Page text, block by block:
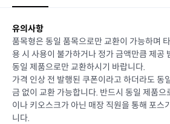
유의사항
품목형은 동일 품목으로만 교환이 가능하며
용 시 사용이 불가하거나 정가 금액만큼 제공
동일 제품으로만 교환하시기 바랍니다.
가격 인상 전 발행된 쿠폰이라고 하더라도 동
금 없이 교환 가능합니다. 반드시 동일 제품으
이나 키오스크가 아닌 매장 직원을 통해 포스
니다.